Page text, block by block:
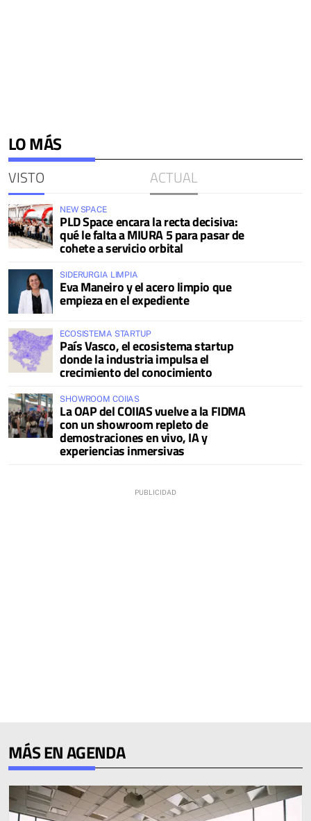
LO MÁS
VISTO ACTUAL
NEW SPACE
PLD Space encara la recta decisiva:
qué le falta a MIURA 5 para pasar de
cohete a servicio orbital
SIDERURGIA LIMPIA
Eva Maneiro y el acero limpio que
empieza en el expediente
ECOSISTEMA STARTUP
País Vasco, el ecosistema startup
donde la industria impulsa el
crecimiento del conocimiento
SHOWROOM COIIAS
La OAP del COIIAS vuelve a la FIDMA
con un showroom repleto de
demostraciones en vivo, IA y
experiencias inmersivas
MÁS EN AGENDA